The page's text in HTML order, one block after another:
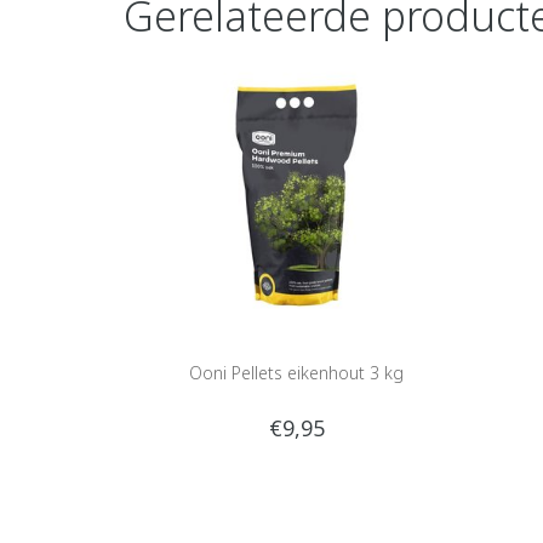
Gerelateerde
Ooni Pellets eikenhout 3 kg
€9,95